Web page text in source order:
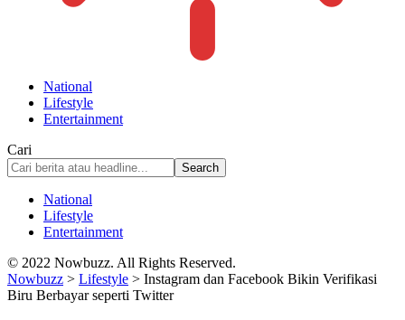
National
Lifestyle
Entertainment
Cari
National
Lifestyle
Entertainment
© 2022 Nowbuzz. All Rights Reserved.
Nowbuzz > Lifestyle > Instagram dan Facebook Bikin Verifikasi
Biru Berbayar seperti Twitter